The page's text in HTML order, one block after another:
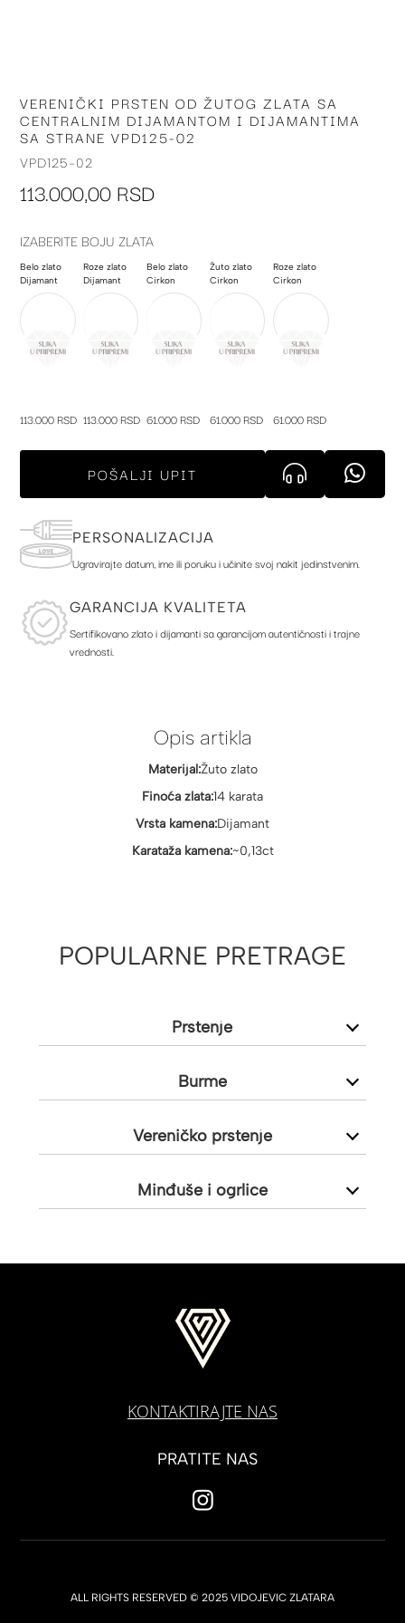
Skip
to
the
beginning
the
VERENIČKI PRSTEN OD ŽUTOG ZLATA SA
CENTRALNIM DIJAMANTOM I DIJAMANTIMA
SA STRANE VPD125-02
VPD125-02
113.000,00 RSD
IZABERITE BOJU ZLATA
Belo zlato
Dijamant
113.000 RSD
Roze zlato
Dijamant
113.000 RSD
Belo zlato
Cirkon
61.000 RSD
Žuto zlato
Cirkon
61.000 RSD
Roze zlato
Cirkon
61.000 RSD
POŠALJI UPIT
PERSONALIZACIJA
Ugravirajte datum, ime ili poruku i učinite svoj nakit jedinstvenim.
GARANCIJA KVALITETA
Sertifikovano zlato i dijamanti sa garancijom autentičnosti i trajne
vrednosti.
Opis artikla
Materijal:Žuto zlato
Finoća zlata:14 karata
Vrsta kamena:Dijamant
Karataža kamena:~0,13ct
POPULARNE PRETRAGE
Prstenje
Burme
Vereničko prstenje
Minđuše i ogrlice
KONTAKTIRAJTE NAS
PRATITE NAS
ALL RIGHTS RESERVED © 2025 VIDOJEVIC ZLATARA